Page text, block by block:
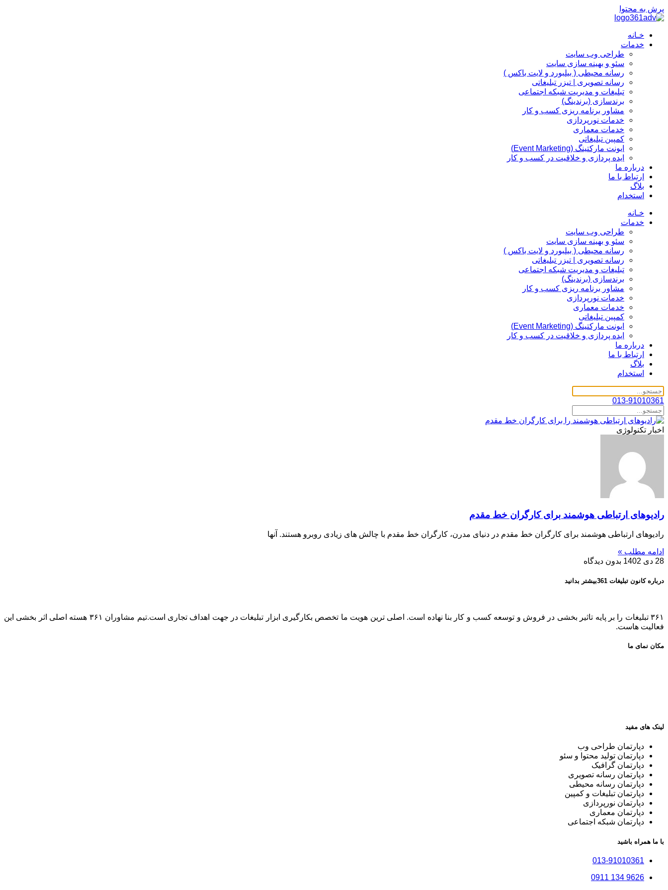
پرش به محتوا
خـانه
خدمات
طراحی وب سایت
سئو و بهینه سازی سایت
رسانه محیطی ( بیلبورد و لایت باکس )
رسانه تصویری | تیزر تبلیغاتی
تبلیغات و مدیریت شبکه اجتماعی
برندسازی (برندینگ)‌
مشاور برنامه ریزی کسب و کار
خدمات نورپردازی
خدمات معماری
کمپین تبلیغاتی
ایونت مارکتینگ (Event Marketing)
ایده پردازی و خلاقیت در کسب و کار
درباره ما
ارتباط با ما
بلاگ
استخدام
خـانه
خدمات
طراحی وب سایت
سئو و بهینه سازی سایت
رسانه محیطی ( بیلبورد و لایت باکس )
رسانه تصویری | تیزر تبلیغاتی
تبلیغات و مدیریت شبکه اجتماعی
برندسازی (برندینگ)‌
مشاور برنامه ریزی کسب و کار
خدمات نورپردازی
خدمات معماری
کمپین تبلیغاتی
ایونت مارکتینگ (Event Marketing)
ایده پردازی و خلاقیت در کسب و کار
درباره ما
ارتباط با ما
بلاگ
استخدام
013-91010361
اخبار تکنولوژی
رادیوهای ارتباطی هوشمند برای کارگران خط مقدم
رادیوهای ارتباطی هوشمند برای کارگران خط مقدم در دنیای مدرن، کارگران خط مقدم با چالش های زیادی روبرو هستند. آنها
ادامه مطلب »
28 دی 1402
بدون دیدگاه
درباره کانون تبلیغات 361بیشتر بدانید
۳۶۱ تبلیغات را بر پایه تاثیر بخشی در فروش و توسعه کسب و کار بنا نهاده است. اصلی ترین هویت ما تخصص بکارگیری ابزار تبلیغات در جهت اهداف تجاری است.تیم مشاوران ۳۶۱ هسته اصلی اثر بخشی این
فعالیت هاست.
مکان نمای ما
لینک های مفید
دپارتمان طراحی وب
دپارتمان تولید محتوا و سئو
دپارتمان گرافیک
دپارتمان رسانه تصویری
دپارتمان رسانه محیطی
دپارتمان تبلیغات و کمپین
دپارتمان نورپردازی
دپارتمان معماری
دپارتمان شبکه اجتماعی
با ما همراه باشید
013-91010361
9626 134 0911